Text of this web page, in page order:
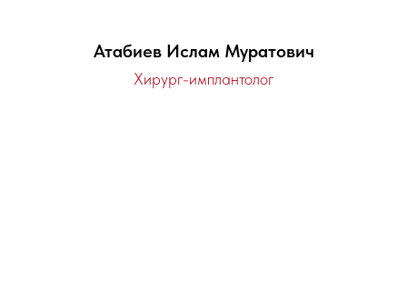
Атабиев Ислам Муратович
Хирург-имплантолог